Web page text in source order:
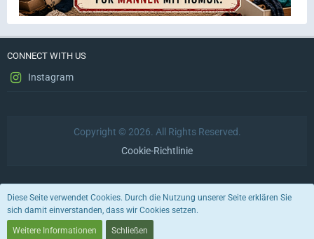
CONNECT WITH US
Instagram
Copyright © 2026. All Rights Reserved.
Cookie-Richtlinie
Datenschutzerklärung Impressum Nutzungsbedingungen
Stil von:
Community-Software:
Diese Seite verwendet Cookies. Durch die Nutzung unserer Seite erklären Sie
sich damit einverstanden, dass wir Cookies setzen.
Weitere Informationen Schließen